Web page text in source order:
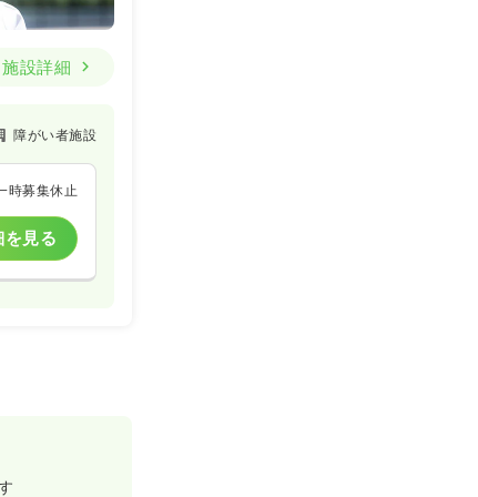
施設詳細
障がい者施設
時募集休止
を見る